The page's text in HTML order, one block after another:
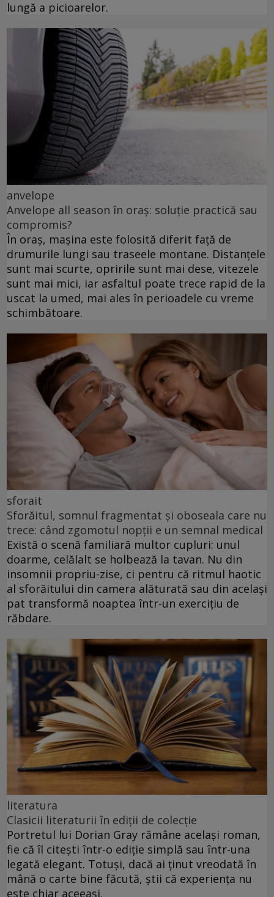
lungă a picioarelor.
anvelope
Anvelope all season în oraș: soluție practică sau
compromis?
În oraș, mașina este folosită diferit față de
drumurile lungi sau traseele montane. Distanțele
sunt mai scurte, opririle sunt mai dese, vitezele
sunt mai mici, iar asfaltul poate trece rapid de la
uscat la umed, mai ales în perioadele cu vreme
schimbătoare.
sforait
Sforăitul, somnul fragmentat și oboseala care nu
trece: când zgomotul nopții e un semnal medical
Există o scenă familiară multor cupluri: unul
doarme, celălalt se holbează la tavan. Nu din
insomnii propriu-zise, ci pentru că ritmul haotic
al sforăitului din camera alăturată sau din același
pat transformă noaptea într-un exercițiu de
răbdare.
literatura
Clasicii literaturii în ediții de colecție
Portretul lui Dorian Gray rămâne același roman,
fie că îl citești într-o ediție simplă sau într-una
legată elegant. Totuși, dacă ai ținut vreodată în
mână o carte bine făcută, știi că experiența nu
este chiar aceeași.